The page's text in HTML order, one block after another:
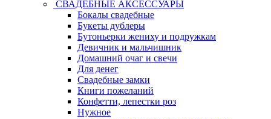
СВАДЕБНЫЕ АКСЕССУАРЫ
Бокалы свадебные
Букеты дублеры
Бутоньерки жениху и подружкам
Девичник и мальчишник
Домашний очаг и свечи
Для денег
Свадебные замки
Книги пожеланий
Конфетти, лепестки роз
Нужное